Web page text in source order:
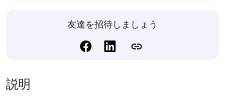
友達を招待しましょう
説明